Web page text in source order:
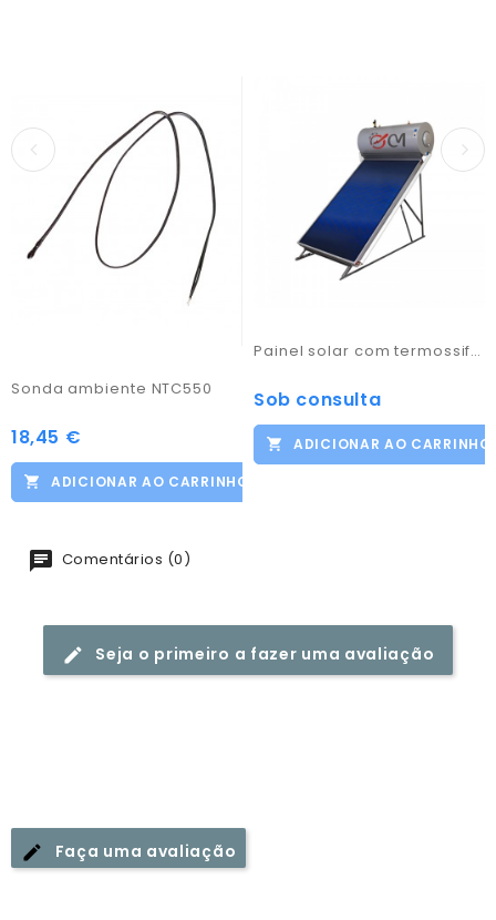
Sonda ambiente NTC550
Preço
18,45 €
ADICIONAR AO CARRINHO
Painel solar com termossifão
Preço
Sob consulta
ADICIONAR AO CARRINHO
Comentários (0)
Seja o primeiro a fazer uma avaliação
Faça uma avaliação